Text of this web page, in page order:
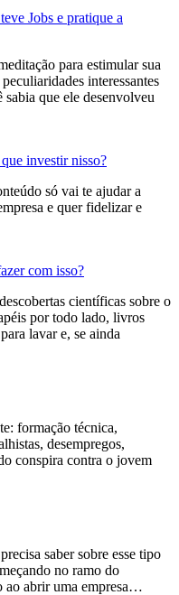
Jobs e pratique a
para estimular sua
interessantes
sabia que ele desenvolveu
investir nisso?
só vai te ajudar a
e quer fidelizar e
com isso?
científicas sobre o
por todo lado, livros
lavar e, se ainda
formação técnica,
desempregos,
conspira contra o jovem
saber sobre esse tipo
no ramo do
ao abrir uma empresa…